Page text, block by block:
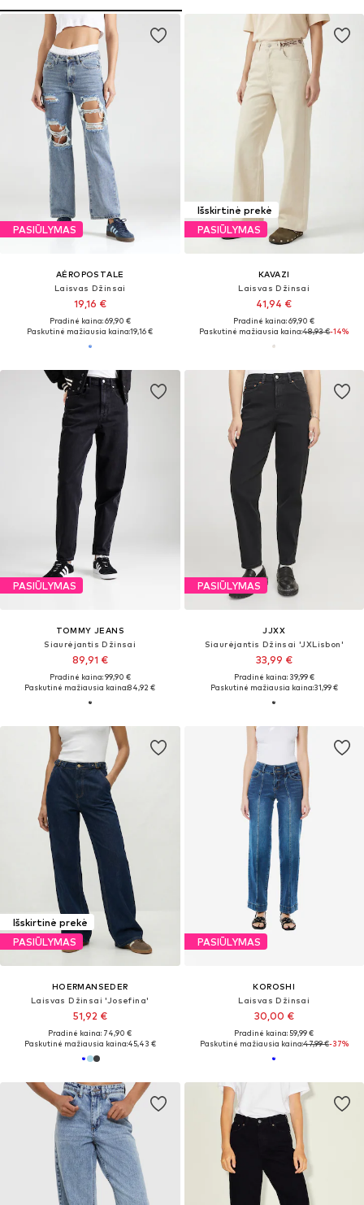
PASIŪLYMAS
AÉROPOSTALE
Laisvas Džinsai
19,16 €
Pradinė kaina: 69,90 €
Paskutinė mažiausia kaina:19,16 €
Išskirtinė prekė
PASIŪLYMAS
KAVAZI
Laisvas Džinsai
41,94 €
Pradinė kaina: 69,90 €
Paskutinė mažiausia kaina:48,93 €-14%
PASIŪLYMAS
TOMMY JEANS
Siaurėjantis Džinsai
89,91 €
Pradinė kaina: 99,90 €
Paskutinė mažiausia kaina:84,92 €
PASIŪLYMAS
JJXX
Siaurėjantis Džinsai 'JXLisbon'
33,99 €
Pradinė kaina: 39,99 €
Paskutinė mažiausia kaina:31,99 €
Išskirtinė prekė
PASIŪLYMAS
HOERMANSEDER
Laisvas Džinsai 'Josefina'
51,92 €
Pradinė kaina: 74,90 €
Paskutinė mažiausia kaina:45,43 €
PASIŪLYMAS
KOROSHI
Laisvas Džinsai
30,00 €
Pradinė kaina: 59,99 €
Paskutinė mažiausia kaina:47,99 €-37%